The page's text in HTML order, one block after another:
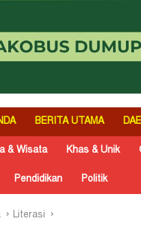
BERITA UTAMA
& Wisata Khas & Unik
Pendidikan Politik
Literasi